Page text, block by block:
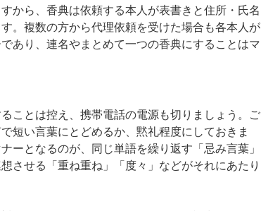
から、香典は依頼する本人が表書きと住所・氏名
。複数の方から代理依頼を受けた場合も各本人が
あり、連名やまとめて一つの香典にすることはマ
ことは控え、携帯電話の電源も切りましょう。ご
短い言葉にとどめるか、黙礼程度にしておきま
ーとなるのが、同じ単語を繰り返す「忌み言葉」
させる「重ね重ね」「度々」などがそれにあたり